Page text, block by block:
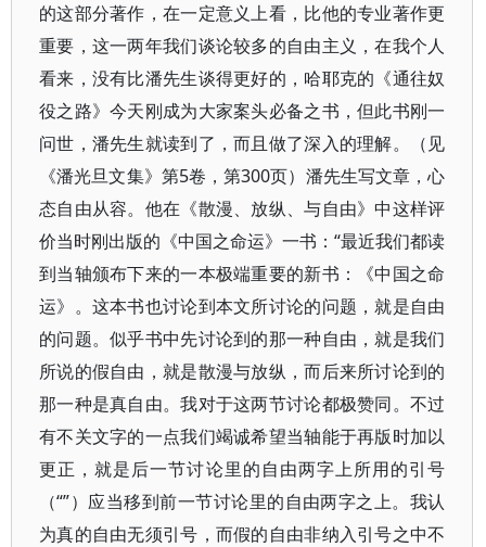
的这部分著作，在一定意义上看，比他的专业著作更
重要，这一两年我们谈论较多的自由主义，在我个人
看来，没有比潘先生谈得更好的，哈耶克的《通往奴
役之路》今天刚成为大家案头必备之书，但此书刚一
问世，潘先生就读到了，而且做了深入的理解。（见
《潘光旦文集》第5卷，第300页）潘先生写文章，心
态自由从容。他在《散漫、放纵、与自由》中这样评
价当时刚出版的《中国之命运》一书：“最近我们都读
到当轴颁布下来的一本极端重要的新书：《中国之命
运》。这本书也讨论到本文所讨论的问题，就是自由
的问题。似乎书中先讨论到的那一种自由，就是我们
所说的假自由，就是散漫与放纵，而后来所讨论到的
那一种是真自由。我对于这两节讨论都极赞同。不过
有不关文字的一点我们竭诚希望当轴能于再版时加以
更正，就是后一节讨论里的自由两字上所用的引号
（“”）应当移到前一节讨论里的自由两字之上。我认
为真的自由无须引号，而假的自由非纳入引号之中不